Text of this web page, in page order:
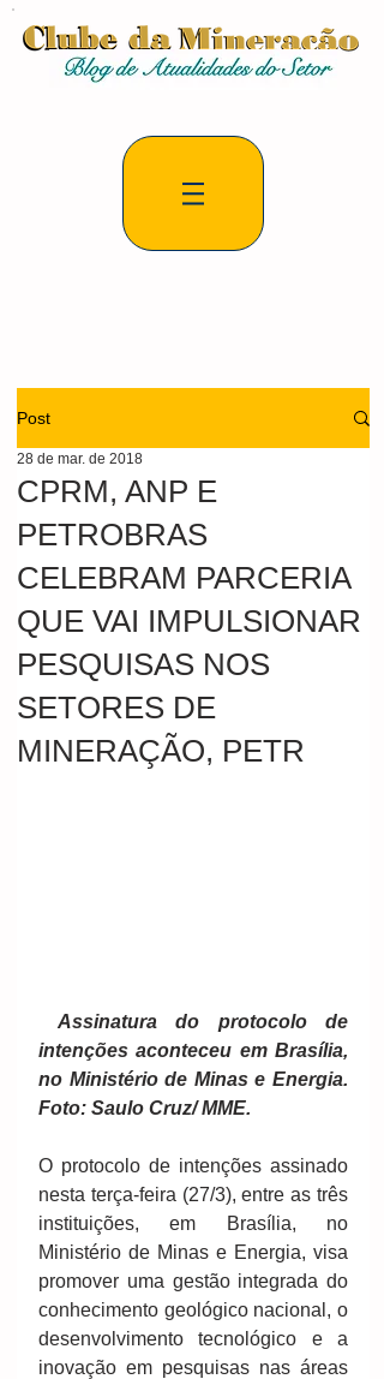
Post
CPRM, ANP E
PETROBRAS
CELEBRAM PARCERIA
QUE VAI IMPULSIONAR
PESQUISAS NOS
SETORES DE
MINERAÇÃO, PETR
28 de mar. de 2018
Assinatura do protocolo de
intenções aconteceu em Brasília,
no Ministério de Minas e Energia.
Foto: Saulo Cruz/ MME.
O protocolo de intenções assinado
nesta terça-feira (27/3), entre as três
instituições, em Brasília, no
Ministério de Minas e Energia, visa
promover uma gestão integrada do
conhecimento geológico nacional, o
desenvolvimento tecnológico e a
inovação em pesquisas nas áreas